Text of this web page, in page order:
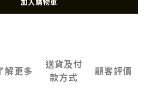
加入購物車
解更多
送貨及付
款方式
顧客評價